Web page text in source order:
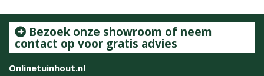
Bezoek onze showroom of neem
contact op voor gratis advies
Onlinetuinhout.nl